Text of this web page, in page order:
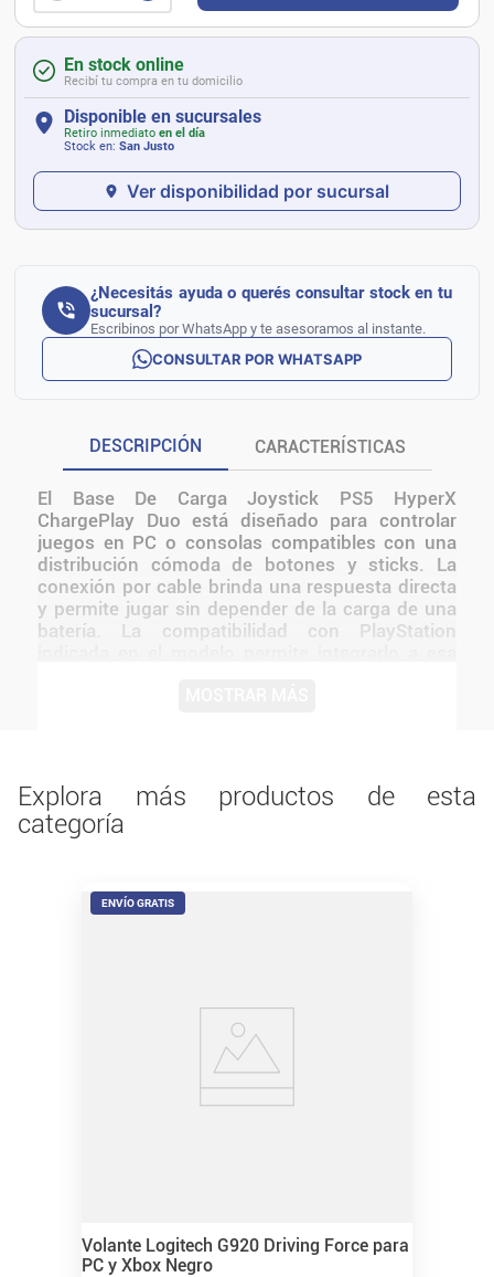
En stock online
Recibí tu compra en tu domicilio
Disponible en sucursales
Retiro inmediato en el día
Stock en: San Justo
Ver disponibilidad por sucursal
¿Necesitás ayuda o querés consultar stock en tu
sucursal?
Escribinos por WhatsApp y te asesoramos al instante.
CONSULTAR POR WHATSAPP
DESCRIPCIÓN CARACTERÍSTICAS
El Base De Carga Joystick PS5 HyperX
ChargePlay Duo está diseñado para controlar
juegos en PC o consolas compatibles con una
distribución cómoda de botones y sticks. La
conexión por cable brinda una respuesta directa
y permite jugar sin depender de la carga de una
batería. La compatibilidad con PlayStation
línea y facilita integrarlo a distintos tipos de
setups.
Explora más productos de esta
categoría
ENVÍO GRATIS
Volante Logitech G920 Driving Force para
PC y Xbox Negro